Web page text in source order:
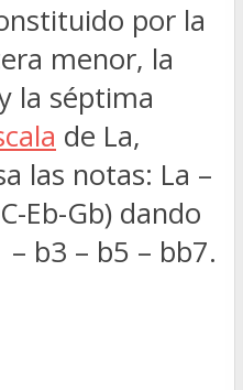
por la
menor, la
la séptima
de La,
las notas: La –
Eb-Gb) dando
b3 – b5 – bb7.